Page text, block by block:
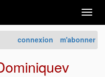
connexion m'abonner